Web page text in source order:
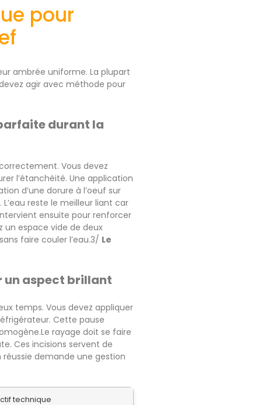
pour
ambrée uniforme. La plupart
agir avec méthode pour
durant la
Vous devez
l’étanchéité. Une application
d’une dorure à l’oeuf sur
reste le meilleur liant car
ensuite pour renforcer
un espace vide de deux
faire couler l’eau.3/ Le
un aspect brillant
temps. Vous devez appliquer
Cette pause
rayage doit se faire
Ces incisions servent de
réussie demande une gestion
technique